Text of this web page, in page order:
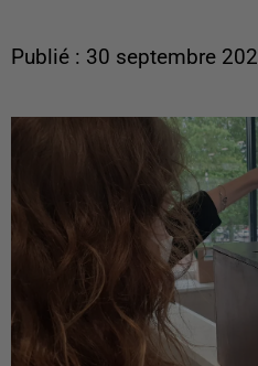
Publié : 30 septembre